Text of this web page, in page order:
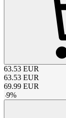
63.53 EUR
63.53 EUR
69.99 EUR
-9%